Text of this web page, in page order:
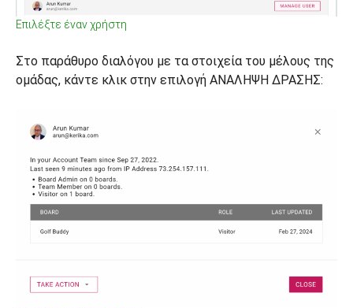
Επιλέξτε έναν χρήστη
Στο παράθυρο διαλόγου με τα στοιχεία του μέλους της
ομάδας, κάντε κλικ στην επιλογή ΑΝΑΛΗΨΗ ΔΡΑΣΗΣ: